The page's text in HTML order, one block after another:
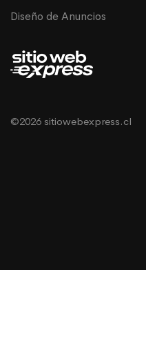
Diseño de Anuncios
©2026 sitiowebexpress.cl